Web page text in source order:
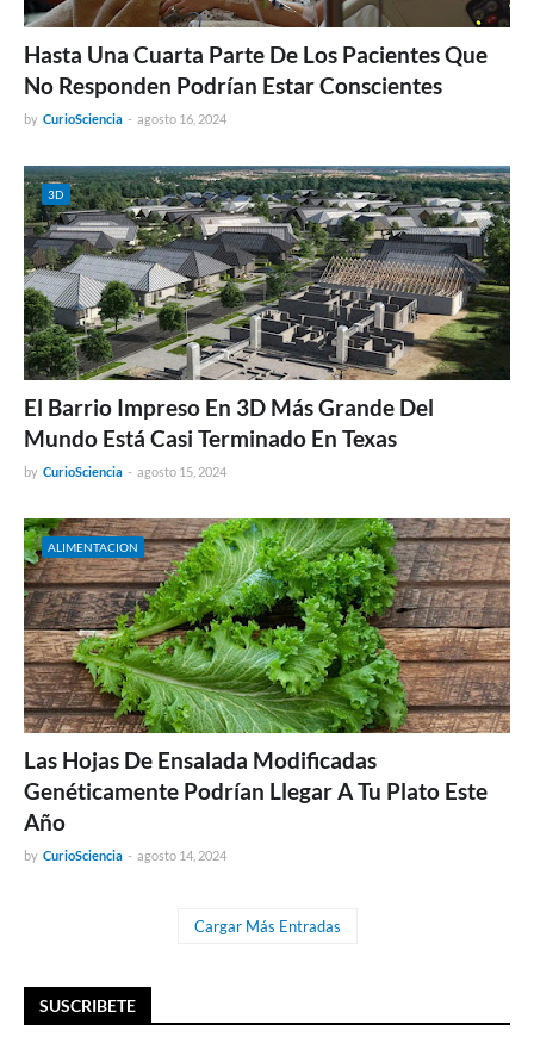
Hasta Una Cuarta Parte De Los Pacientes Que
No Responden Podrían Estar Conscientes
by CurioSciencia - agosto 16, 2024
3D
El Barrio Impreso En 3D Más Grande Del
Mundo Está Casi Terminado En Texas
by CurioSciencia - agosto 15, 2024
ALIMENTACION
Las Hojas De Ensalada Modificadas
Genéticamente Podrían Llegar A Tu Plato Este
Año
by CurioSciencia - agosto 14, 2024
Cargar Más Entradas
SUSCRIBETE